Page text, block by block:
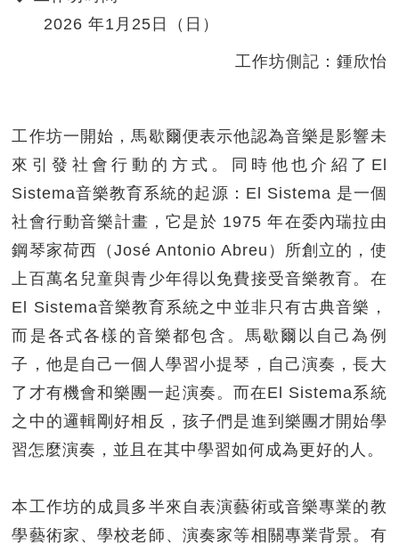
2026 年1月25日（日）
工作坊側記：鍾欣怡
工作坊一開始，馬歇爾便表示他認為音樂是影響未
來引發社會行動的方式。同時他也介紹了El
Sistema音樂教育系統的起源：El Sistema 是一個
社會行動音樂計畫，它是於 1975 年在委內瑞拉由
鋼琴家荷西（José Antonio Abreu）所創立的，使
上百萬名兒童與青少年得以免費接受音樂教育。在
El Sistema音樂教育系統之中並非只有古典音樂，
而是各式各樣的音樂都包含。馬歇爾以自己為例
子，他是自己一個人學習小提琴，自己演奏，長大
了才有機會和樂團一起演奏。而在El Sistema系統
之中的邏輯剛好相反，孩子們是進到樂團才開始學
習怎麼演奏，並且在其中學習如何成為更好的人。
本工作坊的成員多半來自表演藝術或音樂專業的教
學藝術家、學校老師、演奏家等相關專業背景。有